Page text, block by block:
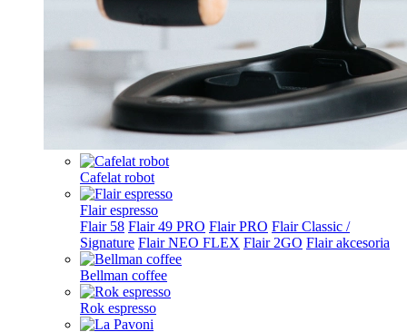
Cafelat robot
Flair espresso
Flair 58 Flair 49 PRO Flair PRO Flair Classic /
Signature Flair NEO FLEX Flair 2GO Flair akcesoria
Bellman coffee
Rok espresso